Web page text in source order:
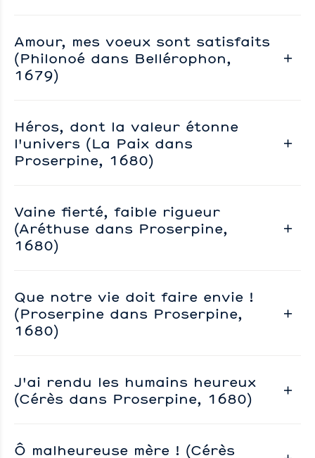
Amour, mes voeux sont satisfaits
(Philonoé dans Bellérophon,
1679)
Héros, dont la valeur étonne
l'univers (La Paix dans
Proserpine, 1680)
Vaine fierté, faible rigueur
(Aréthuse dans Proserpine,
1680)
Que notre vie doit faire envie !
(Proserpine dans Proserpine,
1680)
J'ai rendu les humains heureux
(Cérès dans Proserpine, 1680)
Ô malheureuse mère ! (Cérès